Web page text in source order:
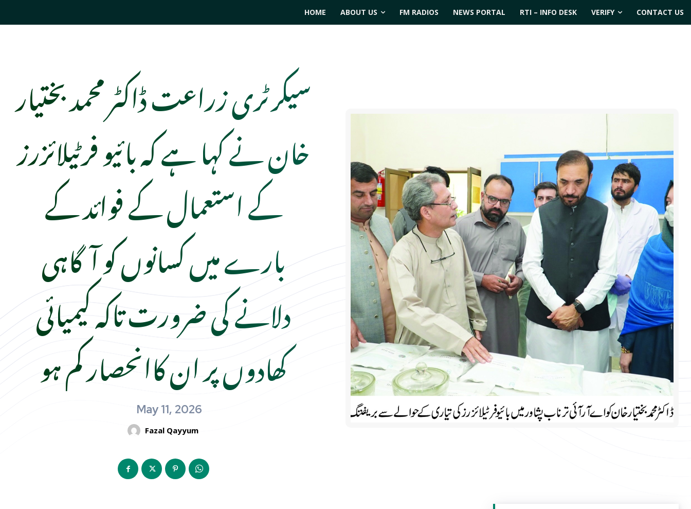
HOME ABOUT US FM RADIOS NEWS PORTAL RTI – INFO DESK VERIFY CONTACT US
سیکرٹری زراعت ڈاکٹر محمد بختیار
خان نے کہا ہے کہ بائیو فرٹیلائزرز
کے استعمال کے فوائد کے
بارے میں کسانوں کو آگاہی
دلانے کی ضرورت تاکہ کیمیائی
کھادوں پر ان کاانحصار کم ہو
May 11, 2026
Fazal Qayyum